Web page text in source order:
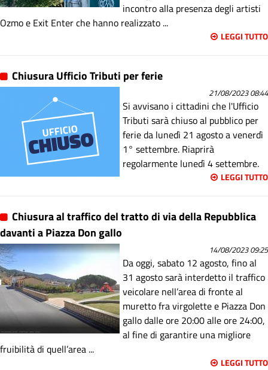
incontro alla presenza degli artisti
Ozmo e Exit Enter che hanno realizzato ...
LEGGI TUTTO
Chiusura Ufficio Tributi per ferie
21/08/2023 08:44
Si avvisano i cittadini che l'Ufficio
Tributi sarà chiuso al pubblico per
ferie da lunedì 21 agosto a venerdì
1° settembre. Riaprirà
regolarmente lunedì 4 settembre.
LEGGI TUTTO
Chiusura al traffico del tratto di via della Repubblica
davanti a Piazza Don gallo
14/08/2023 09:25
Da oggi, sabato 12 agosto, fino al
31 agosto sarà interdetto il traffico
veicolare nell’area di fronte al
muretto fra virgolette e Piazza Don
gallo dalle ore 20:00 alle ore 24:00,
al fine di garantire una migliore
fruibilità di quell’area ...
LEGGI TUTTO